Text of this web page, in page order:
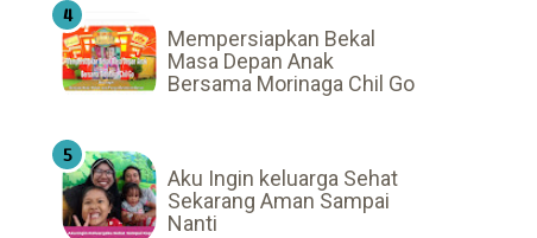
Mempersiapkan Bekal
Masa Depan Anak
Bersama Morinaga Chil Go
Aku Ingin keluarga Sehat
Sekarang Aman Sampai
Nanti